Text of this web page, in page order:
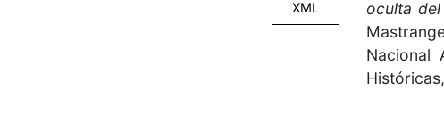
XML
oculta del
Nacional